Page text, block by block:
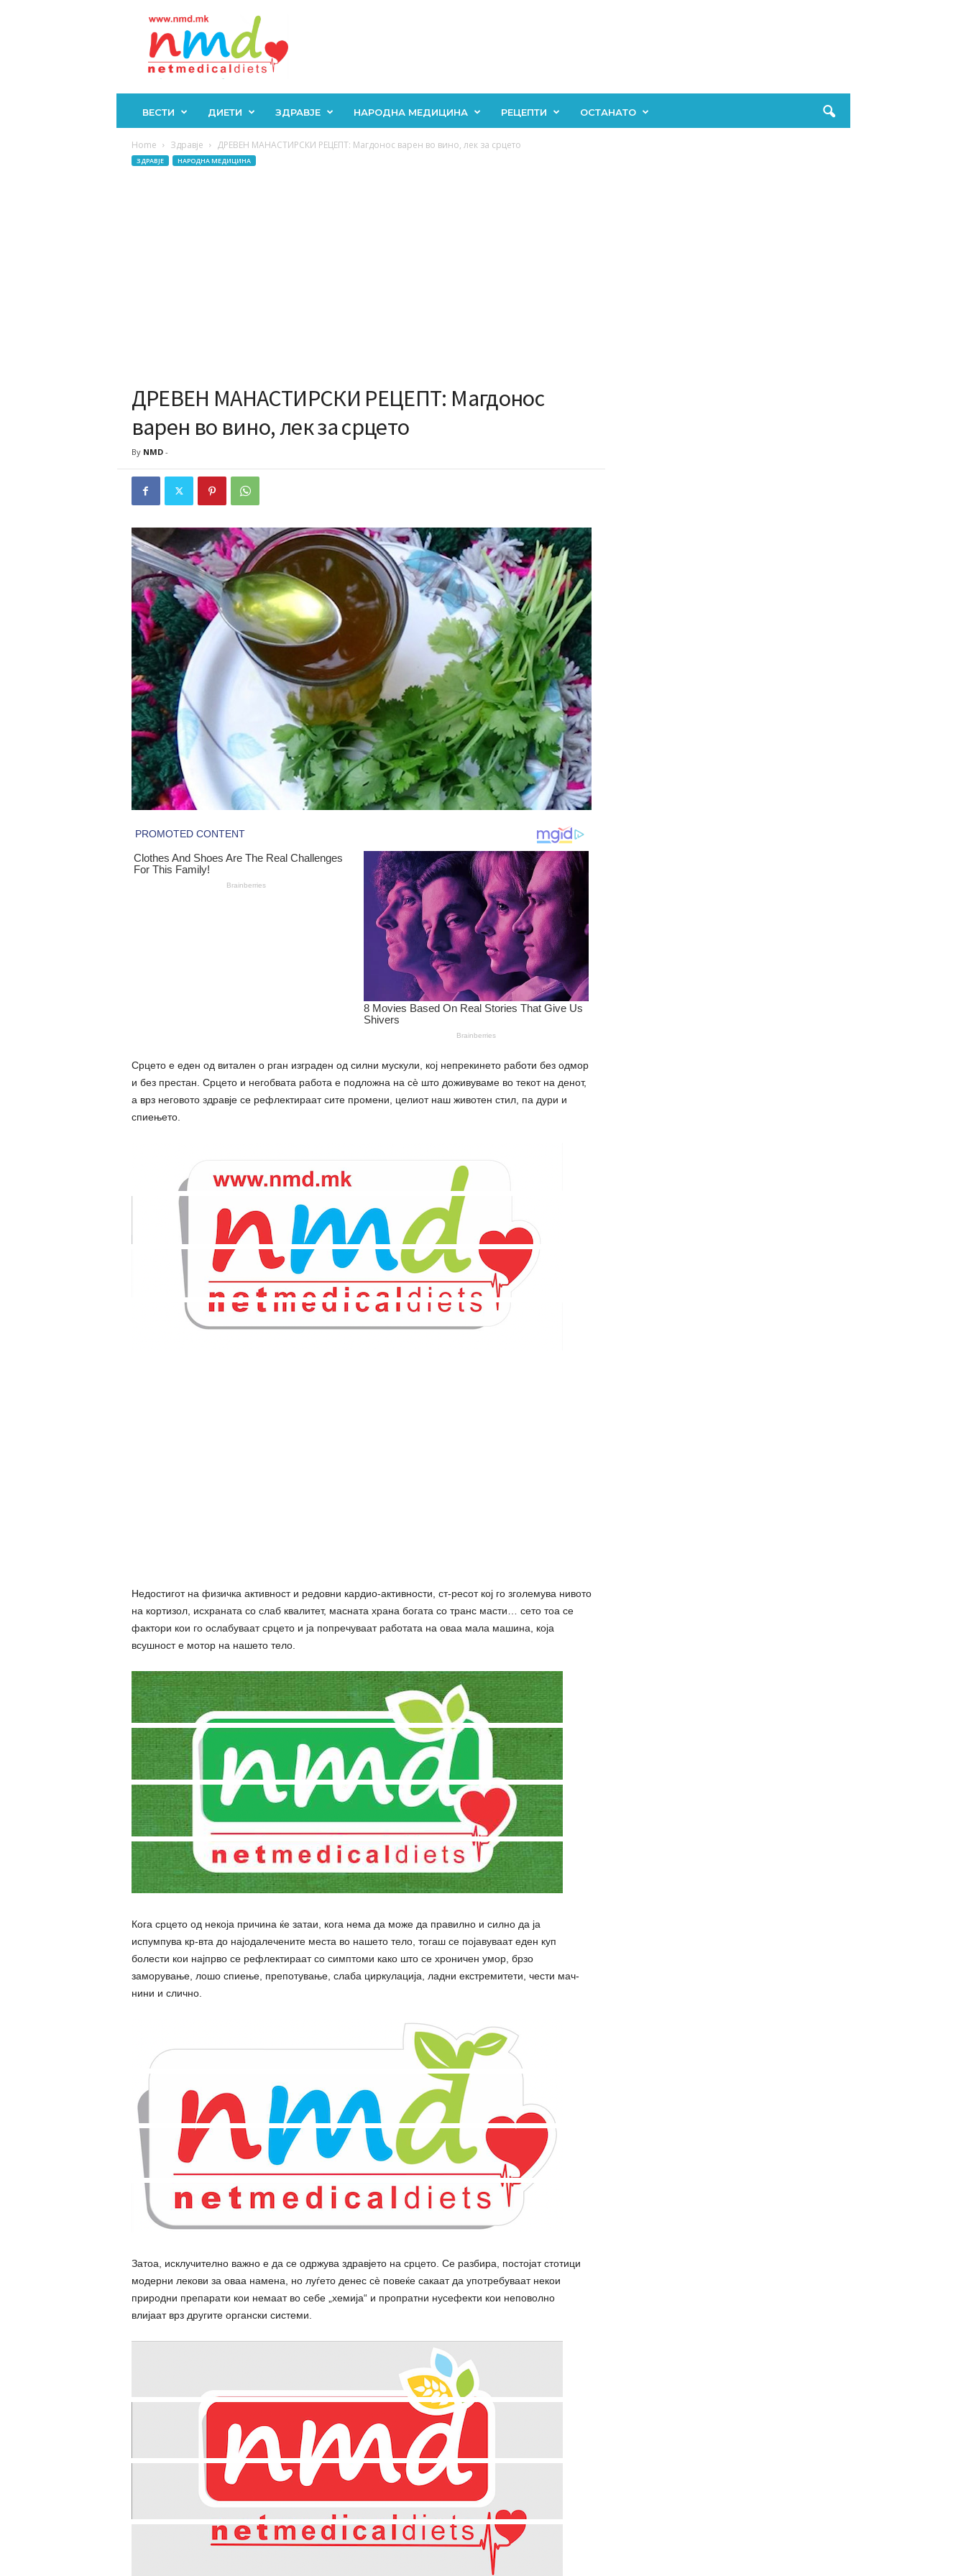
ВЕСТИ ДИЕТИ ЗДРАВЈЕ НАРОДНА МЕДИЦИНА РЕЦЕПТИ ОСТАНАТО
Home Здравје ДРЕВЕН МАНАСТИРСКИ РЕЦЕПТ: Магдонос варен во вино, лек за срцето
ЗДРАВЈЕ НАРОДНА МЕДИЦИНА
ДРЕВЕН МАНАСТИРСКИ РЕЦЕПТ: Магдонос
варен во вино, лек за срцето
By NMD-
Срцето е еден од витален о рган изграден од силни мускули, кој непрекинето работи без одмор
и без престан. Срцето и негобвата работа е подложна на сè што доживуваме во текот на денот,
а врз неговото здравје се рефлектираат сите промени, целиот наш животен стил, па дури и
спиењето.
Недостигот на физичка активност и редовни кардио-активности, ст-ресот кој го зголемува нивото
на кортизол, исхраната со слаб квалитет, масната храна богата со транс масти… сето тоа се
фактори кои го ослабуваат срцето и ја попречуваат работата на оваа мала машина, која
всушност е мотор на нашето тело.
Кога срцето од некоја причина ќе затаи, кога нема да може да правилно и силно да ја
испумпува кр-вта до најодалечените места во нашето тело, тогаш се појавуваат еден куп
болести кои најпрво се рефлектираат со симптоми како што се хроничен умор, брзо
заморување, лошо спиење, препотување, слаба циркулација, ладни екстремитети, чести мач-
нини и слично.
Затоа, исклучително важно е да се одржува здравјето на срцето. Се разбира, постојат стотици
модерни лекови за оваа намена, но луѓето денес сè повеќе сакаат да употребуваат некои
природни препарати кои немаат во себе „хемија“ и пропратни нусефекти кои неповолно
влијаат врз другите органски системи.